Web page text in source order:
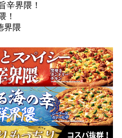
辛界隈！
！
界隈